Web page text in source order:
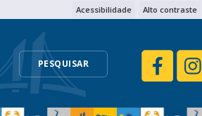
Acessibilidade Alto contraste
PESQUISAR